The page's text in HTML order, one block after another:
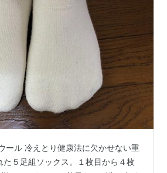
ール 冷えとり健康法に欠かせない重
た５足組ソックス。１枚目から４枚